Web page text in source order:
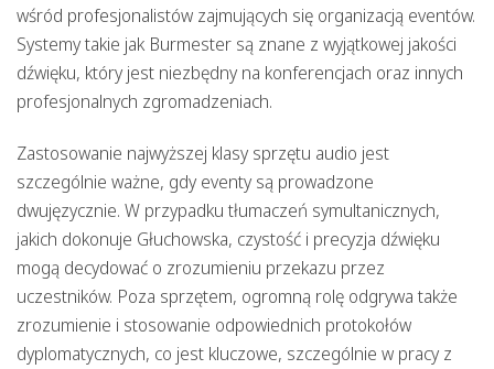
wśród profesjonalistów zajmujących się organizacją eventów.
Systemy takie jak Burmester są znane z wyjątkowej jakości
dźwięku, który jest niezbędny na konferencjach oraz innych
profesjonalnych zgromadzeniach.
Zastosowanie najwyższej klasy sprzętu audio jest
szczególnie ważne, gdy eventy są prowadzone
dwujęzycznie. W przypadku tłumaczeń symultanicznych,
jakich dokonuje Głuchowska, czystość i precyzja dźwięku
mogą decydować o zrozumieniu przekazu przez
uczestników. Poza sprzętem, ogromną rolę odgrywa także
zrozumienie i stosowanie odpowiednich protokołów
dyplomatycznych, co jest kluczowe, szczególnie w pracy z